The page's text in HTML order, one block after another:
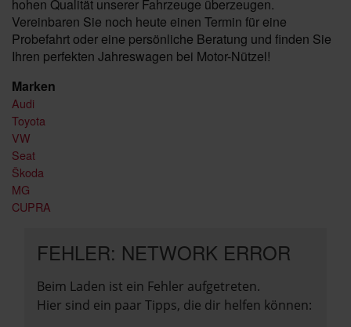
hohen Qualität unserer Fahrzeuge überzeugen.
Vereinbaren Sie noch heute einen Termin für eine
Probefahrt oder eine persönliche Beratung und finden Sie
Ihren perfekten Jahreswagen bei Motor-Nützel!
Marken
Audi
Toyota
VW
Seat
Škoda
MG
CUPRA
FEHLER: NETWORK ERROR
Beim Laden ist ein Fehler aufgetreten.
Hier sind ein paar Tipps, die dir helfen können: